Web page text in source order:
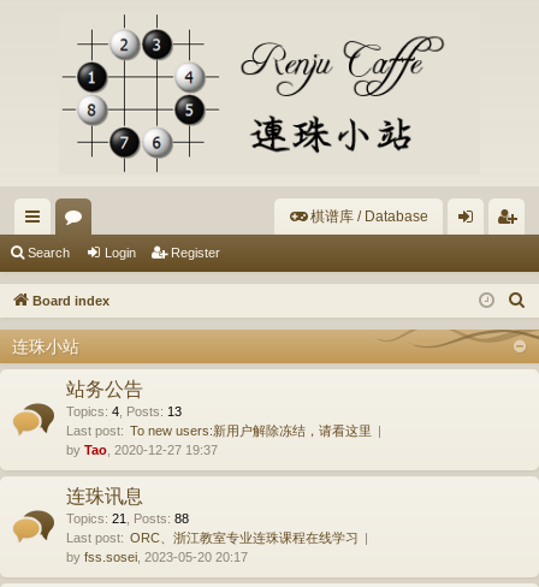
ui
ck
ks
or
u
s
棋谱库 / Database
in ist
Search Login Register
Board index
连珠小站
站务公告
Topics: 4 Posts: 13
Last post: To new users:新用户解除冻结，请看这里
by Tao , 2020-12-27 19:37
连珠讯息
Topics: 21 Posts: 88
Last post: ORC、浙江教室专业连珠课程在线学习
by fss.sosei , 2023-05-20 20:17